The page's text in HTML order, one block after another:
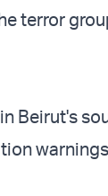
terror
Beirut's